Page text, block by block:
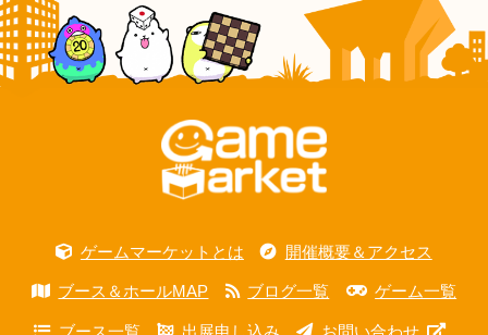
ゲームマーケットとは 開催概要＆アクセス
ブース＆ホールMAP ブログ一覧 ゲーム一覧
ブース一覧 出展申し込み お問い合わせ